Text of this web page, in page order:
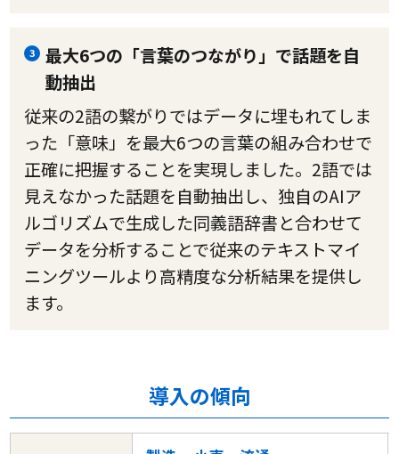
3
最大6つの「言葉のつながり」で話題を自
動抽出
従来の2語の繋がりではデータに埋もれてしま
った「意味」を最大6つの言葉の組み合わせで
正確に把握することを実現しました。2語では
見えなかった話題を自動抽出し、独自のAIア
ルゴリズムで生成した同義語辞書と合わせて
データを分析することで従来のテキストマイ
ニングツールより高精度な分析結果を提供し
ます。
導入の傾向